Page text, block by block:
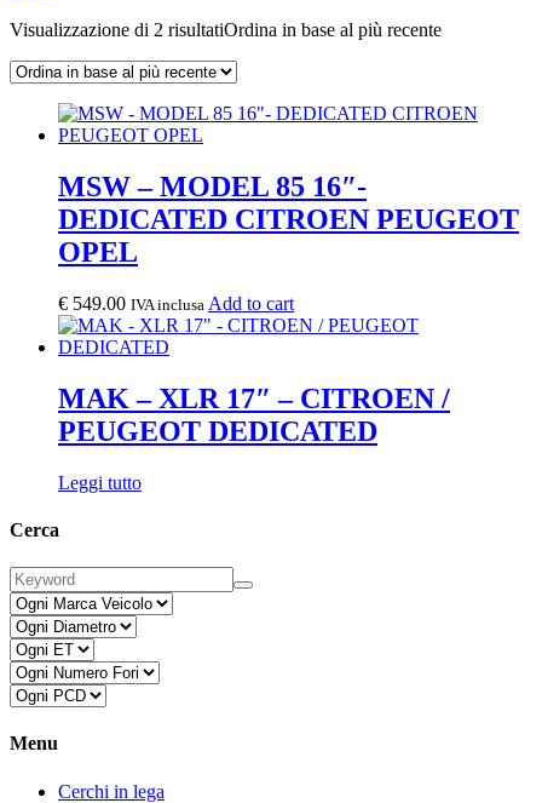
Visualizzazione di 2 risultatiOrdina in base al più recente
MSW – MODEL 85 16″-
DEDICATED CITROEN PEUGEOT
OPEL
€ 549.00 IVA inclusa Add to cart
MAK – XLR 17″ – CITROEN /
PEUGEOT DEDICATED
Leggi tutto
Cerca
Menu
Cerchi in lega